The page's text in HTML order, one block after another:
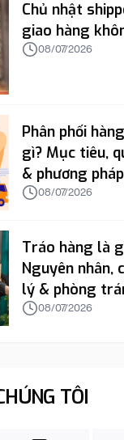
Chủ nhật
giao hàng
08/07/2026
Phân phối
gì? Mục tiêu,
& phương pháp
08/07/2026
Tráo hàng là
Nguyên nhân,
lý & phòng
08/07/2026
TÔI